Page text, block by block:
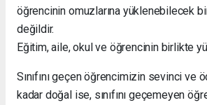
öğrencinin omuzlarına yüklenebilecek
değildir.
Eğitim, aile, okul ve öğrencinin birlikte
Sınıfını geçen öğrencimizin sevinci ve
kadar doğal ise, sınıfını geçemeyen